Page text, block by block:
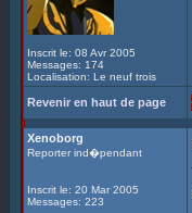
Inscrit le: 08 Avr 2005
Messages: 174
Localisation: Le neuf trois
Revenir en haut de page
Xenoborg
Reporter ind�pendant
Inscrit le: 20 Mar 2005
Messages: 223